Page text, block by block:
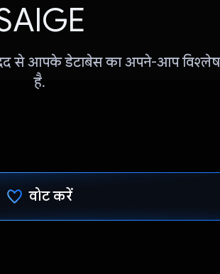
से आपके डेटाबेस का अपने-आप
है.
वोट करें